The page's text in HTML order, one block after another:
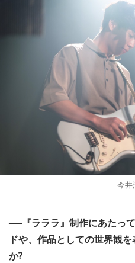
今井
──『ラララ』制作にあたっ
ドや、作品としての世界観
か?